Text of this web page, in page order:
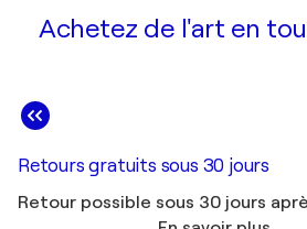
Achetez de l'art en
Retours gratuits sous 30 jours
Retour possible sous 30 jours